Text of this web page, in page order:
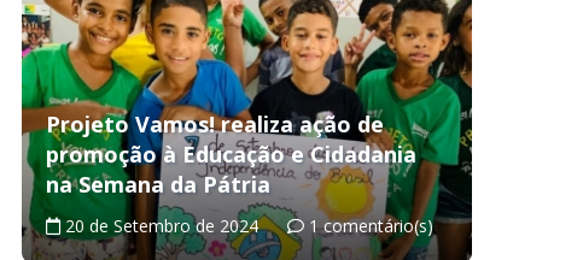
Projeto Vamos! realiza ação de
promoção à Educação e Cidadania
na Semana da Pátria
20 de Setembro de 2024 1 comentário(s)